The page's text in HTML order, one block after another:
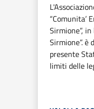
“Comunita’
Sirmione”, in
Sirmione”. è
presente
limiti delle